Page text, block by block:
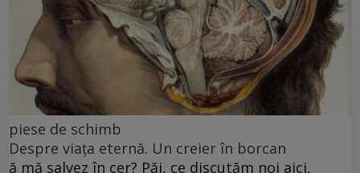
piese de schimb
Despre viața eternă. Un creier în borcan
ă mă salvez în cer? Păi, ce discutăm noi aici,